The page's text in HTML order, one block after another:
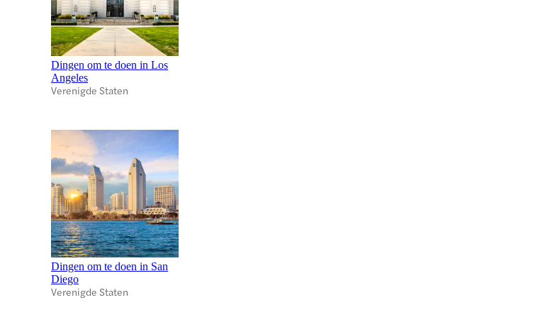
Dingen om te doen in Los
Angeles
Verenigde Staten
Dingen om te doen in San
Diego
Verenigde Staten